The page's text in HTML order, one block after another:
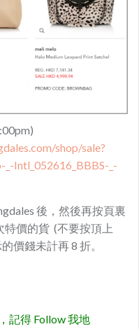
shop/sale?
Intl_052616_BBBS-_-
後，然後再按頁裏
特價的貨 (不要按頂上
價錢未計再 8 折。
記得 Follow 我地